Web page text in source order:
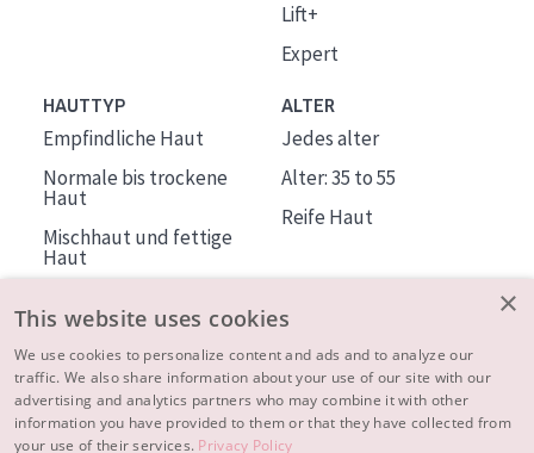
Lift+
Expert
HAUTTYP
Empfindliche Haut
Normale bis trockene
Haut
Mischhaut und fettige
Haut
Haut
ALTER
Jedes alter
Alter: 35 to 55
Reife Haut
ÜBER DIADERMINE
Mehr über uns
×
This website uses cookies
We use cookies to personalize content and ads and to analyze our
traffic. We also share information about your use of our site with our
advertising and analytics partners who may combine it with other
information you have provided to them or that they have collected from
your use of their services. Privacy Policy